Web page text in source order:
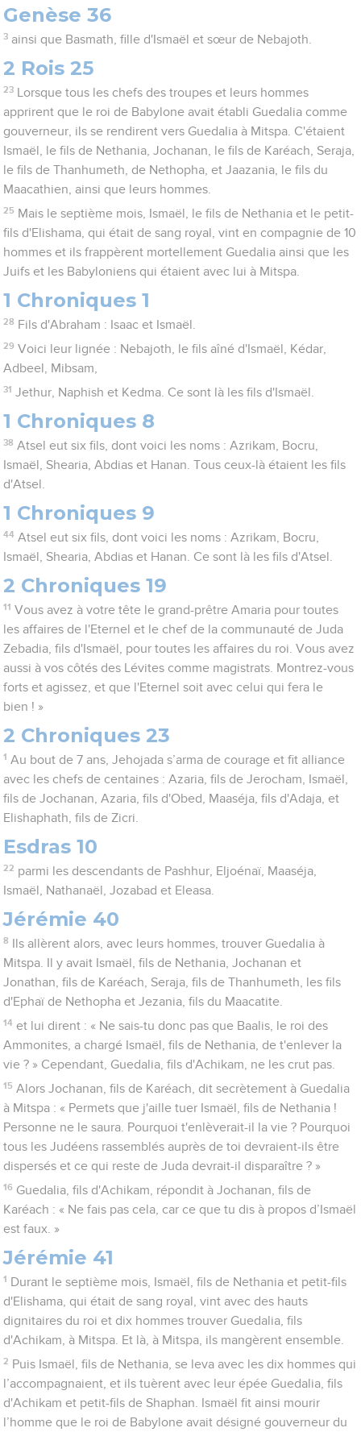
Genèse 36
3 ainsi que Basmath, fille d'Ismaël et sœur de Nebajoth.
2 Rois 25
23
Lorsque tous les chefs des troupes et leurs hommes
apprirent que le roi de Babylone avait établi Guedalia comme
gouverneur, ils se rendirent vers Guedalia à Mitspa. C'étaient
Ismaël, le fils de Nethania, Jochanan, le fils de Karéach, Seraja,
le fils de Thanhumeth, de Nethopha, et Jaazania, le fils du
Maacathien, ainsi que leurs hommes.
25 Mais le septième mois, Ismaël, le fils de Nethania et le petit-
fils d'Elishama, qui était de sang royal, vint en compagnie de 10
hommes et ils frappèrent mortellement Guedalia ainsi que les
Juifs et les Babyloniens qui étaient avec lui à Mitspa.
1 Chroniques 1
28 Fils d'Abraham : Isaac et Ismaël.
29 Voici leur lignée : Nebajoth, le fils aîné d'Ismaël, Kédar,
Adbeel, Mibsam,
31 Jethur, Naphish et Kedma. Ce sont là les fils d'Ismaël.
1 Chroniques 8
38 Atsel eut six fils, dont voici les noms : Azrikam, Bocru,
Ismaël, Shearia, Abdias et Hanan. Tous ceux-là étaient les fils
d'Atsel.
1 Chroniques 9
44 Atsel eut six fils, dont voici les noms : Azrikam, Bocru,
Ismaël, Shearia, Abdias et Hanan. Ce sont là les fils d'Atsel.
2 Chroniques 19
11 Vous avez à votre tête le grand-prêtre Amaria pour toutes
les affaires de l'Eternel et le chef de la communauté de Juda
Zebadia, fils d'Ismaël, pour toutes les affaires du roi. Vous avez
aussi à vos côtés des Lévites comme magistrats. Montrez-vous
forts et agissez, et que l'Eternel soit avec celui qui fera le
bien ! »
2 Chroniques 23
1 Au bout de 7 ans, Jehojada s’arma de courage et fit alliance
avec les chefs de centaines : Azaria, fils de Jerocham, Ismaël,
fils de Jochanan, Azaria, fils d'Obed, Maaséja, fils d'Adaja, et
Elishaphath, fils de Zicri.
Esdras 10
22 parmi les descendants de Pashhur, Eljoénaï, Maaséja,
Ismaël, Nathanaël, Jozabad et Eleasa.
Jérémie 40
8
Ils allèrent alors, avec leurs hommes, trouver Guedalia à
Mitspa. Il y avait Ismaël, fils de Nethania, Jochanan et
Jonathan, fils de Karéach, Seraja, fils de Thanhumeth, les fils
d'Ephaï de Nethopha et Jezania, fils du Maacatite.
14 et lui dirent : « Ne sais-tu donc pas que Baalis, le roi des
Ammonites, a chargé Ismaël, fils de Nethania, de t'enlever la
vie ? » Cependant, Guedalia, fils d'Achikam, ne les crut pas.
15 Alors Jochanan, fils de Karéach, dit secrètement à Guedalia
à Mitspa : « Permets que j'aille tuer Ismaël, fils de Nethania !
Personne ne le saura. Pourquoi t'enlèverait-il la vie ? Pourquoi
tous les Judéens rassemblés auprès de toi devraient-ils être
dispersés et ce qui reste de Juda devrait-il disparaître ? »
16 Guedalia, fils d'Achikam, répondit à Jochanan, fils de
Karéach : « Ne fais pas cela, car ce que tu dis à propos d’Ismaël
est faux. »
Jérémie 41
1 Durant le septième mois, Ismaël, fils de Nethania et petit-fils
d'Elishama, qui était de sang royal, vint avec des hauts
dignitaires du roi et dix hommes trouver Guedalia, fils
d'Achikam, à Mitspa. Et là, à Mitspa, ils mangèrent ensemble.
2 Puis Ismaël, fils de Nethania, se leva avec les dix hommes qui
l’accompagnaient, et ils tuèrent avec leur épée Guedalia, fils
d'Achikam et petit-fils de Shaphan. Ismaël fit ainsi mourir
l’homme que le roi de Babylone avait désigné gouverneur du